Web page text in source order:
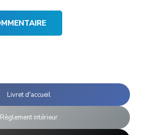
Livret d'accueil
Règlement intérieur